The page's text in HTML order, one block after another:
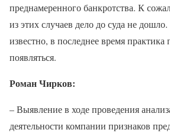
преднамеренного банкротства. К
из этих случаев дело до суда не
известно, в последнее время практика
появляться.
Роман Чирков:
– Выявление в ходе проведения
деятельности компании признаков